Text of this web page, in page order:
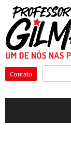
Pular
para
o
conteúdo
Contato